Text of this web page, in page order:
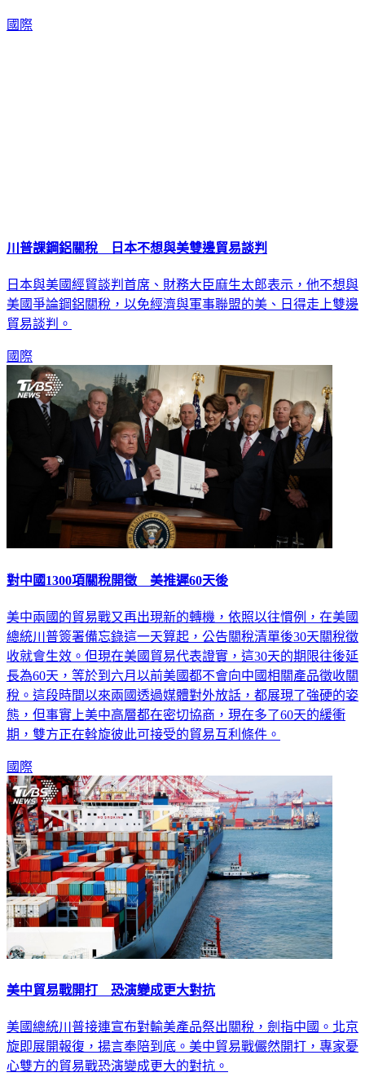
國際
川普課鋼鋁關稅 日本不想與美雙邊貿易談判
日本與美國經貿談判首席、財務大臣麻生太郎表示，他不想與
美國爭論鋼鋁關稅，以免經濟與軍事聯盟的美、日得走上雙邊
貿易談判。
國際
對中國1300項關稅開徵 美推遲60天後
美中兩國的貿易戰又再出現新的轉機，依照以往慣例，在美國
總統川普簽署備忘錄這一天算起，公告關稅清單後30天關稅徵
收就會生效。但現在美國貿易代表證實，這30天的期限往後延
長為60天，等於到六月以前美國都不會向中國相關產品徵收關
稅。這段時間以來兩國透過媒體對外放話，都展現了強硬的姿
態，但事實上美中高層都在密切協商，現在多了60天的緩衝
期，雙方正在斡旋彼此可接受的貿易互利條件。
國際
美中貿易戰開打 恐演變成更大對抗
美國總統川普接連宣布對輸美產品祭出關稅，劍指中國。北京
旋即展開報復，揚言奉陪到底。美中貿易戰儼然開打，專家憂
心雙方的貿易戰恐演變成更大的對抗。